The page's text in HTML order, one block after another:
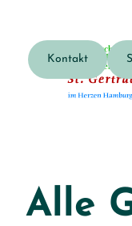
Kontakt
Alle